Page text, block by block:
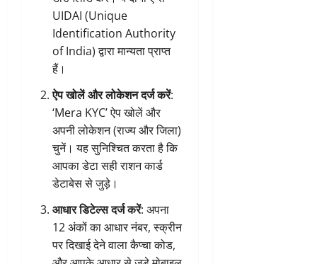
UIDAI (Unique
Identification Authority
of India) द्वारा मान्यता प्राप्त
हैं।
ऐप खोलें और लोकेशन दर्ज करें:
‘Mera KYC’ ऐप खोलें और
अपनी लोकेशन (राज्य और जिला)
चुनें। यह सुनिश्चित करता है कि
आपका डेटा सही राशन कार्ड
डेटाबेस से जुड़े।
आधार डिटेल्स दर्ज करें: अपना
12 अंकों का आधार नंबर, स्क्रीन
पर दिखाई देने वाला कैप्चा कोड,